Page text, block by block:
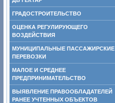
ГРАДОСТРОИТЕЛЬСТВО
ОЦЕНКА РЕГУЛИРУЮЩЕГО
ВОЗДЕЙСТВИЯ
МУНИЦИПАЛЬНЫЕ ПАССАЖИРСКИЕ
ПЕРЕВОЗКИ
МАЛОЕ И СРЕДНЕЕ
ПРЕДПРИНИМАТЕЛЬСТВО
ВЫЯВЛЕНИЕ ПРАВООБЛАДАТЕЛЕЙ
РАНЕЕ УЧТЕННЫХ ОБЪЕКТОВ